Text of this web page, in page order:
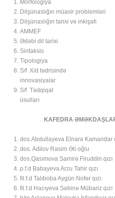
Morfologiya
Dilşünaslığın müasir problemləri
Dilşünaslığın tarixi və inkişafı
AMMEF
Ədəbi dil tarixi
Sintaksis
Tipologiya
S/f X/d tədrisində
innovasiyalar
S/f Tədqiqat
üsulları
KAFEDRA
dos.Abdullayeva Elnarə Kamandar
dos. Adilov Rasim Əli oğlu
dos.Qasımova Samirə Firuddin qızı
p.f.d Babayeva Arzu Tahir qızı
fil.f.d Talıboba Aygün Nofər qızı
fil.f.d Hacıyeva Səbinə Mübariz qızı